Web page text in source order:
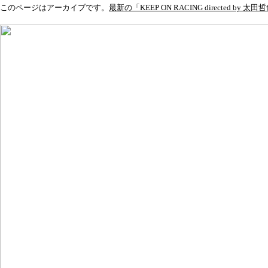
このページはアーカイブです。 最新の「KEEP ON RACING directed by 太田